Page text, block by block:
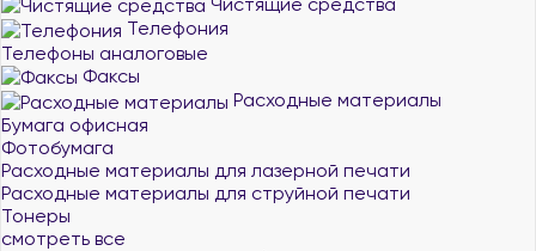
Телефония
Телефоны аналоговые
Факсы
Расходные материалы
Бумага офисная
Фотобумага
Расходные материалы для лазерной печати
Расходные материалы для струйной печати
Тонеры
смотреть все